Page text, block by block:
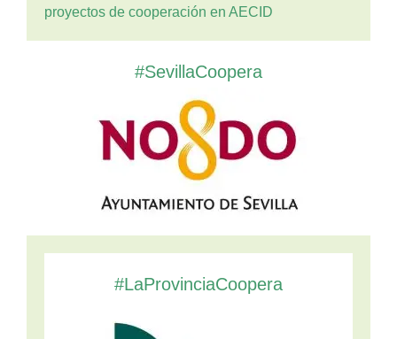
proyectos de cooperación en AECID
#SevillaCoopera
#LaProvinciaCoopera